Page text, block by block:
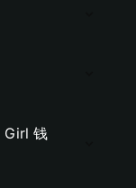
Girl 钱